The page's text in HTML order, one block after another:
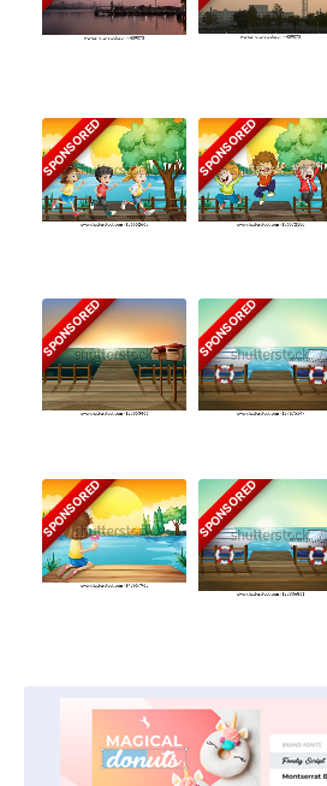
SPONSORED SPONSORED
SPONSORED SPONSORED
SPONSORED SPONSORED